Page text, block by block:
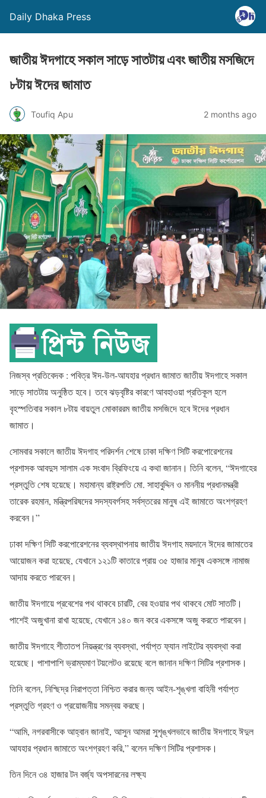
Daily Dhaka Press
জাতীয় ঈদগাহে সকাল সাড়ে সাতটায় এবং জাতীয় মসজিদে
৮টায় ঈদের জামাত
Toufiq Apu 2 months ago
নিজস্ব প্রতিবেদক : পবিত্র ঈদ-উল-আযহার প্রধান জামাত জাতীয় ঈদগাহে সকাল
সাড়ে সাতটায় অনুষ্ঠিত হবে। তবে ঝড়বৃষ্টির কারণে আবহাওয়া প্রতিকূল হলে
বৃহস্পতিবার সকাল ৮টায় বায়তুল মোকাররম জাতীয় মসজিদে হবে ঈদের প্রধান
জামাত।
সোমবার সকালে জাতীয় ঈদগাহ পরিদর্শন শেষে ঢাকা দক্ষিণ সিটি করপোরেশনের
প্রশাসক আবদুস সালাম এক সংবাদ ব্রিফিংয়ে এ কথা জানান। তিনি বলেন, “ঈদগাহের
প্রস্তুতি শেষ হয়েছে। মহামান্য রাষ্ট্রপতি মো. সাহাবুদ্দিন ও মাননীয় প্রধানমন্ত্রী
তারেক রহমান, মন্ত্রিপরিষদের সদস্যবর্গসহ সর্বস্তরের মানুষ এই জামাতে অংশগ্রহণ
করবেন।”
ঢাকা দক্ষিণ সিটি করপোরেশনের ব্যবস্থাপনায় জাতীয় ঈদগাহ ময়দানে ঈদের জামাতের
আয়োজন করা হয়েছে, যেখানে ১২১টি কাতারে প্রায় ৩৫ হাজার মানুষ একসঙ্গে নামাজ
আদায় করতে পারবেন।
জাতীয় ঈদগায়ে প্রবেশের পথ থাকবে চারটি, বের হওয়ার পথ থাকবে মোট সাতটি।
পাশেই অজুখানা রাখা হয়েছে, যেখানে ১৪০ জন করে একসঙ্গে অজু করতে পারবেন।
জাতীয় ঈদগাহে শীতাতপ নিয়ন্ত্রণের ব্যবস্থা, পর্যাপ্ত ফ্যান লাইটের ব্যবস্থা করা
হয়েছে। পাশাপাশি ভ্রাম্যমাণ টয়লেটও রয়েছে বলে জানান দক্ষিণ সিটির প্রশাসক।
তিনি বলেন, নিশ্ছিদ্র নিরাপত্তা নিশ্চিত করার জন্য আইন-শৃঙ্খলা বাহিনী পর্যাপ্ত
প্রস্তুতি গ্রহণ ও প্রয়োজনীয় সমন্বয় করছে।
“আমি, নগরবাসীকে আহ্বান জানাই, আসুন আমরা সুশৃঙ্খলভাবে জাতীয় ঈদগাহে ঈদুল
আযহার প্রধান জামাতে অংশগ্রহণ করি,” বলেন দক্ষিণ সিটির প্রশাসক।
তিন দিনে ৩৪ হাজার টন বর্জ্য অপসারনের লক্ষ্য